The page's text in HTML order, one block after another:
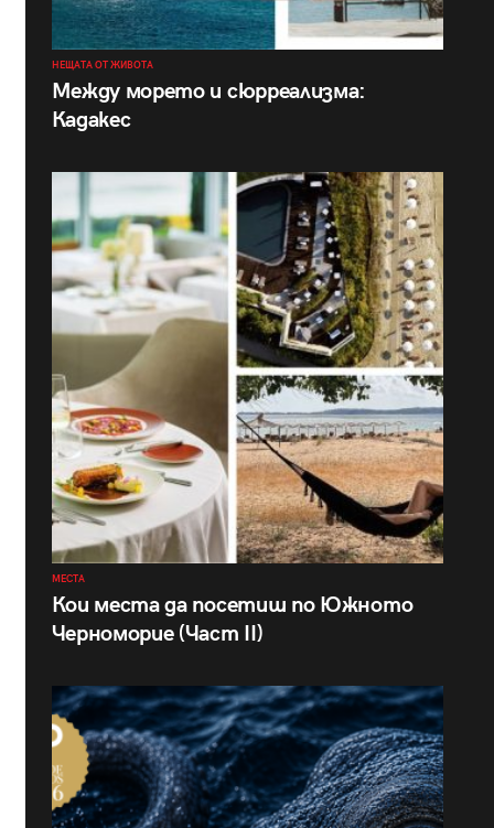
НЕЩАТА ОТ ЖИВОТА
Между морето и сюрреализма:
Кадакес
МЕСТА
Кои места да посетиш по Южното
Черноморие (Част II)